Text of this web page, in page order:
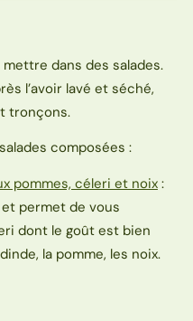
dans des salades.
l’avoir lavé et séché,
tronçons.
composées :
pommes, céleri et noix:
permet de vous
dont le goût est bien
la pomme, les noix.